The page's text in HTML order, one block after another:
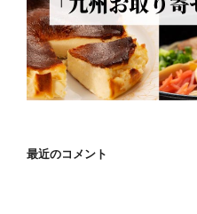
最近のコメント